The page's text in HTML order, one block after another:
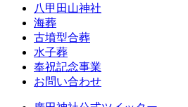
八甲田山神社
海葬
古墳型合葬
水子葬
奉祝記念事業
お問い合わせ